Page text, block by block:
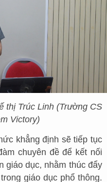
thị Trúc Linh (Trường CS
Victory)
khẳng định sẽ tiếp tục
chuyên đề để kết nối
giáo dục, nhằm thúc đẩy
giáo dục phổ thông.